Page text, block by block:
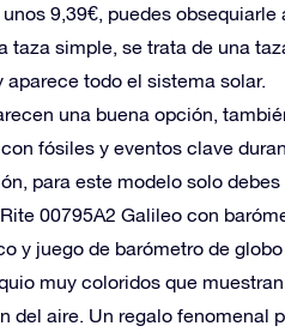
9,39€, puedes
taza simple, se trata de una
aparece todo el sistema solar.
una buena opción,
fósiles y eventos clave
para este modelo solo
00795A2 Galileo con
y juego de barómetro de
muy coloridos que
del aire. Un regalo fenomenal